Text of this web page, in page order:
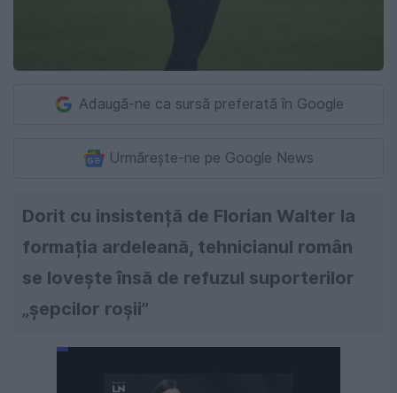
Adaugă-ne ca sursă preferată în Google
Urmărește-ne pe Google News
Dorit cu insistență de Florian Walter la
formația ardeleană, tehnicianul român
se lovește însă de refuzul suporterilor
„șepcilor roșii”